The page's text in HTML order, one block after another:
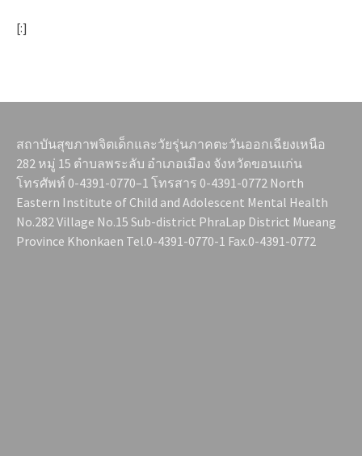
[:]
สถาบันสุขภาพจิตเด็กและวัยรุ่นภาคตะวันออกเฉียงเหนือ
282 หมู่ 15 ตำบลพระลับ อำเภอเมือง จังหวัดขอนแก่น
โทรศัพท์ 0-4391-0770–1 โทรสาร 0-4391-0772 North
Eastern Institute of Child and Adolescent Mental Health
No.282 Village No.15 Sub-district PhraLap District Mueang
Province Khonkaen Tel.0-4391-0770-1 Fax.0-4391-0772